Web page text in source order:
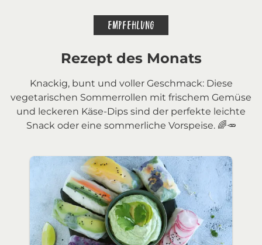
EMPFEHLUNG
Rezept des Monats
Knackig, bunt und voller Geschmack: Diese
vegetarischen Sommerrollen mit frischem Gemüse
und leckeren Käse-Dips sind der perfekte leichte
Snack oder eine sommerliche Vorspeise. 🌈🥕